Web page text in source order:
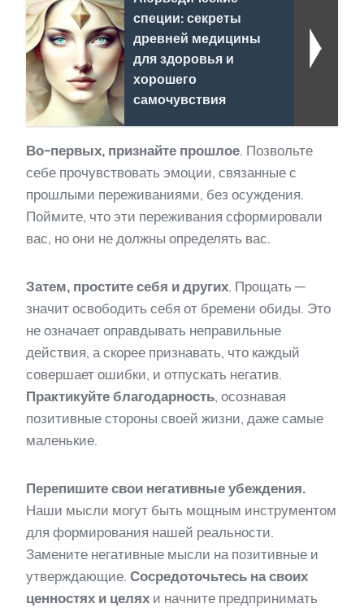
специи: секреты
древней медицины
для здоровья и
хорошего
самочувствия
Во-первых, признайте прошлое. Позвольте
себе прочувствовать эмоции, связанные с
прошлыми переживаниями, без осуждения.
Поймите, что эти переживания сформировали
вас, но они не должны определять вас.
Затем, простите себя и других. Прощать —
значит освободить себя от бремени обиды. Это
не означает оправдывать неправильные
действия, а скорее признавать, что каждый
совершает ошибки, и отпускать негатив.
Практикуйте благодарность, осознавая
позитивные стороны своей жизни, даже самые
маленькие.
Перепишите свои негативные убеждения.
Наши мысли могут быть мощным инструментом
для формирования нашей реальности.
Замените негативные мысли на позитивные и
утверждающие. Сосредоточьтесь на своих
ценностях и целях и начните предпринимать